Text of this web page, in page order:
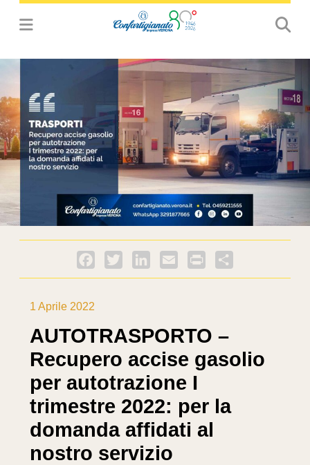
Facebook
Twitter LinkedInEmail PrintFriendly
1 Aprile 2022
AUTOTRASPORTO –
Recupero accise gasolio
per autotrazione I
trimestre 2022: per la
domanda affidati al
nostro servizio